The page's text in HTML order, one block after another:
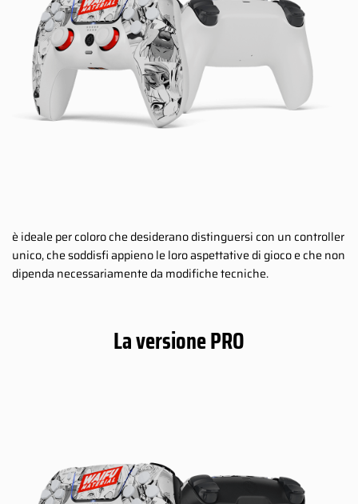
è ideale per coloro che desiderano distinguersi con un controller
unico, che soddisfi appieno le loro aspettative di gioco e che non
dipenda necessariamente da modifiche tecniche.
La versione PRO